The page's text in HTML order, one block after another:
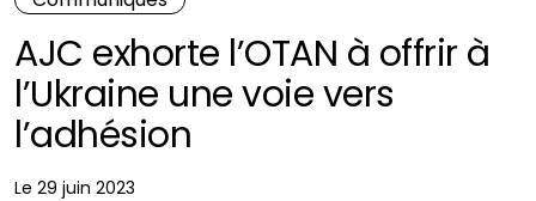
AJC exhorte l’OTAN à offrir à
l’Ukraine une voie vers
l’adhésion
Le 29 juin 2023